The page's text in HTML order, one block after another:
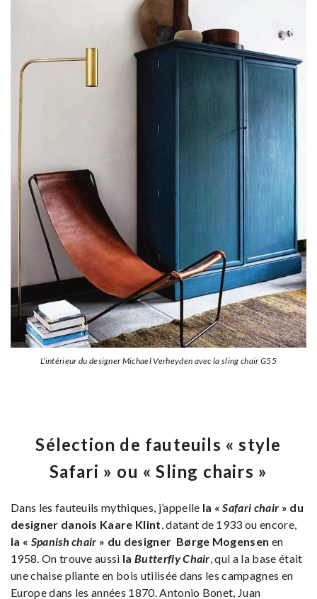
L’intérieur du designer Michael Verheyden avec la sling chair G55
Sélection de fauteuils « style
Safari » ou « Sling chairs »
Dans les fauteuils mythiques, j’appelle la «Safari chair » du
designer danois Kaare Klint , datant de 1933 ou encore,
la « Spanish chair » du designer Børge Mogensen en
1958. On trouve aussi laButterfly Chair , qui a la base était
une chaise pliante en bois utilisée dans les campagnes en
Europe dans les années 1870. Antonio Bonet, Juan